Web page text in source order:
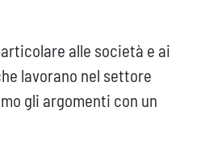
alle società e ai
lavorano nel settore
gli argomenti con un